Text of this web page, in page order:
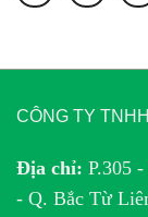
CÔNG TY
Địa chỉ: P.305
- Q. Bắc Từ